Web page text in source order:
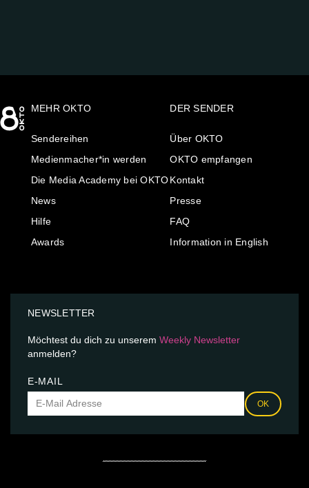
MEHR OKTO
Sendereihen
Medienmacher*in werden
Die Media Academy bei OKTO
News
Hilfe
Awards
DER SENDER
Über OKTO
OKTO empfangen
Kontakt
Presse
FAQ
Information in English
NEWSLETTER
Möchtest du dich zu unserem Weekly Newsletter
anmelden?
E-MAIL
OK